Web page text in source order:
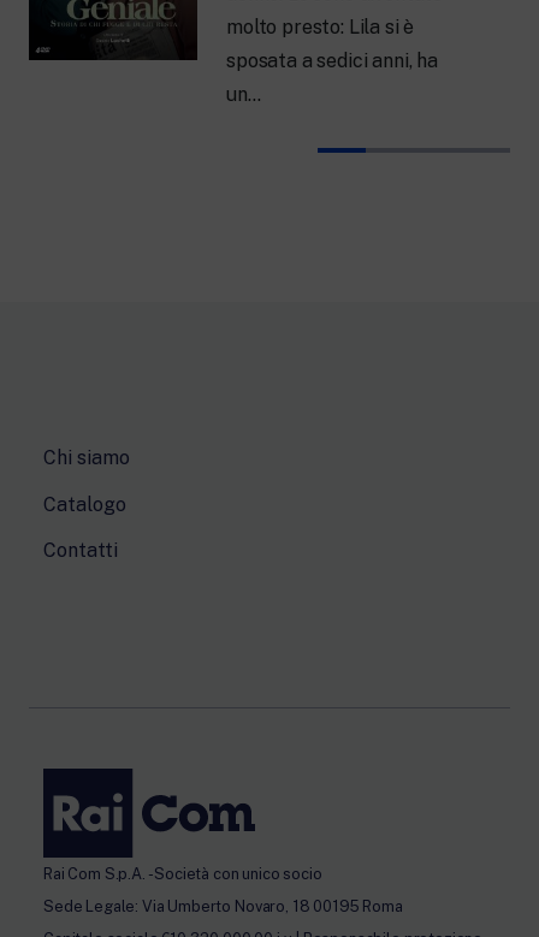
molto presto: Lila si è
sposata a sedici anni, ha
un…
Chi siamo
Catalogo
Contatti
Rai Com S.p.A. - Società con unico socio
Sede Legale: Via Umberto Novaro, 18 00195 Roma